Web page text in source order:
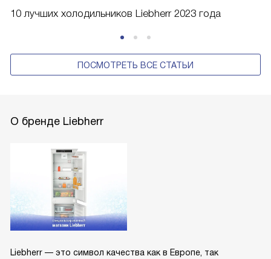
10 лучших холодильников Liebherr 2023 года
ПОСМОТРЕТЬ ВСЕ СТАТЬИ
О бренде Liebherr
Liebherr — это символ качества как в Европе, так